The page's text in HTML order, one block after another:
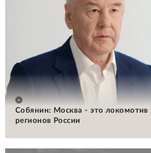
Собянин: Москва - это локомотив
регионов России